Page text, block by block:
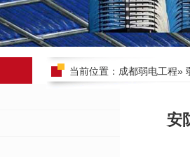
当前位置： 成都弱电工程»
安